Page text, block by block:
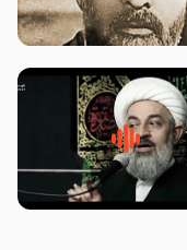
مجلس یزید ملعون و
اهل‌بیت علیهم‌السلام –
که اسباب رزق زیاد و عمر
است حجت السلام حسین